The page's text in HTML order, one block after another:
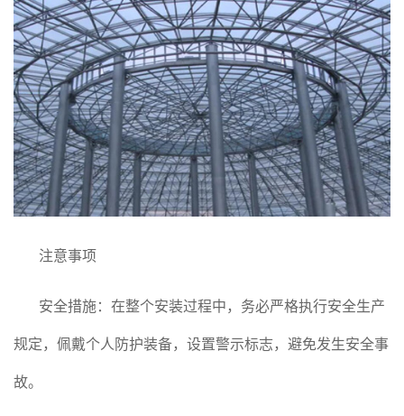
注意事项
安全措施：在整个安装过程中，务必严格执行安全生产
规定，佩戴个人防护装备，设置警示标志，避免发生安全事
故。